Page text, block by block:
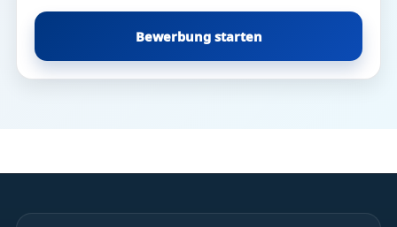
Bewerbung starten